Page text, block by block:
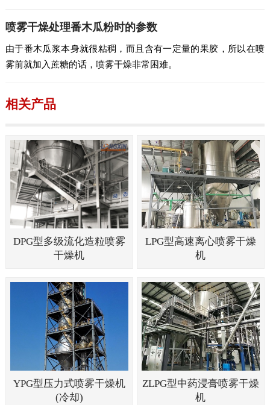
喷雾干燥处理番木瓜粉时的参数
由于番木瓜浆本身就很粘稠，而且含有一定量的果胶，所以在喷
雾前就加入蔗糖的话，喷雾干燥非常困难。
相关产品
DPG型多级流化造粒喷雾
干燥机
LPG型高速离心喷雾干燥
机
YPG型压力式喷雾干燥机
(冷却)
ZLPG型中药浸膏喷雾干燥
机